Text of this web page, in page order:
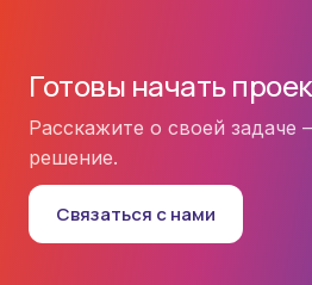
Готовы начать
Расскажите о своей
решение.
Связаться с нами